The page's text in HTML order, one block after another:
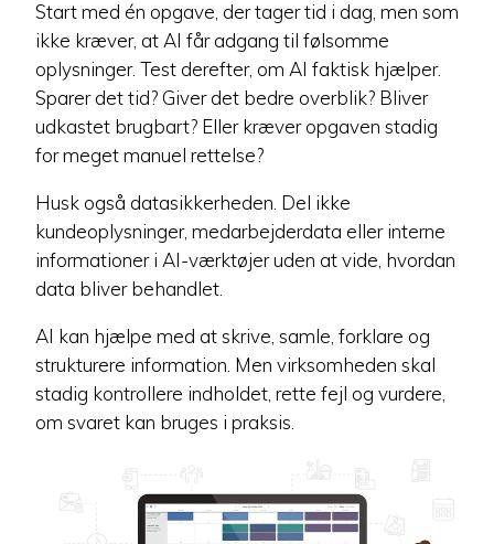
Start med én opgave, der tager tid i dag, men som
ikke kræver, at AI får adgang til følsomme
oplysninger. Test derefter, om AI faktisk hjælper.
Sparer det tid? Giver det bedre overblik? Bliver
udkastet brugbart? Eller kræver opgaven stadig
for meget manuel rettelse?
Husk også datasikkerheden. Del ikke
kundeoplysninger, medarbejderdata eller interne
informationer i AI-værktøjer uden at vide, hvordan
data bliver behandlet.
AI kan hjælpe med at skrive, samle, forklare og
strukturere information. Men virksomheden skal
stadig kontrollere indholdet, rette fejl og vurdere,
om svaret kan bruges i praksis.